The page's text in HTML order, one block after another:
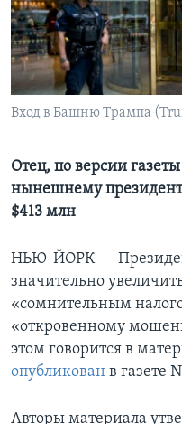
Learning English
СОЦИАЛЬНЫЕ СЕТИ
Языки
Вход в Башню Трампа
Отец, по версии
нынешнему
$413 млн
НЬЮ-ЙОРК —
значительно
«сомнительным
«откровенному
этом говорится в
опубликован в газете
Авторы материала